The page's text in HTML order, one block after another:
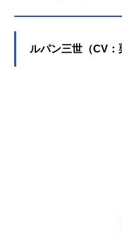
ルパン三世（CV：